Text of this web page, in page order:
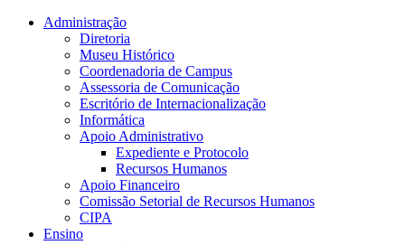
Conteúdo principal Menu principal
Administração
Diretoria
Museu Histórico
Coordenadoria de Campus
Assessoria de Comunicação
Escritório de Internacionalização
Informática
Apoio Administrativo
Expediente e Protocolo
Recursos Humanos
Apoio Financeiro
Comissão Setorial de Recursos Humanos
CIPA
Ensino